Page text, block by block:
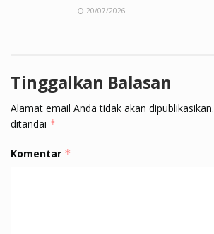
20/07/2026
Tinggalkan Balasan
Alamat email Anda tidak akan dipublikasikan.
ditandai *
Komentar *